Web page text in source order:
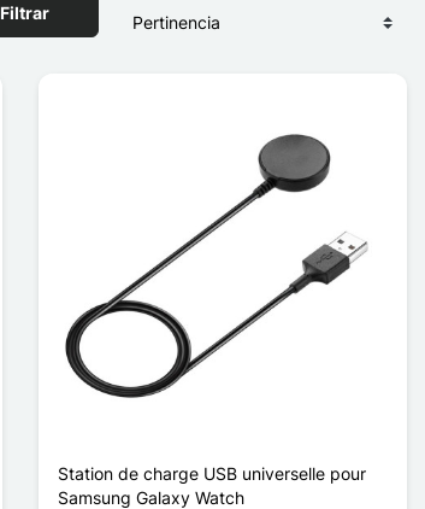
Filtrar
Station de charge USB universelle pour
Samsung Galaxy Watch